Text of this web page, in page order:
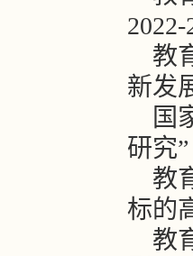
教
新发
国
研究
教
标的
教